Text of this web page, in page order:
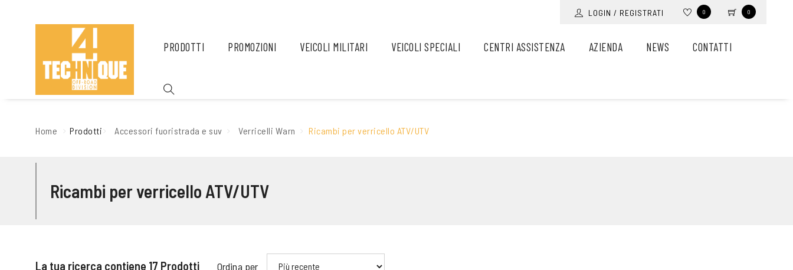
LOGIN / REGISTRATI 0 0
PRODOTTI PROMOZIONI VEICOLI MILITARI VEICOLI SPECIALI CENTRI ASSISTENZA AZIENDA NEWS CONTATTI
Home Prodotti Accessori fuoristrada e suv Verricelli Warn Ricambi per verricello ATV/UTV
Ricambi per verricello ATV/UTV
La tua ricerca contiene 17 Prodotti Ordina per